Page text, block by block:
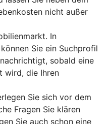
nicht außer
In
Sie ein Suchprofil
sobald eine
wird, die Ihren
Sie sich vor dem
Fragen Sie klären
Sie auch schon eine